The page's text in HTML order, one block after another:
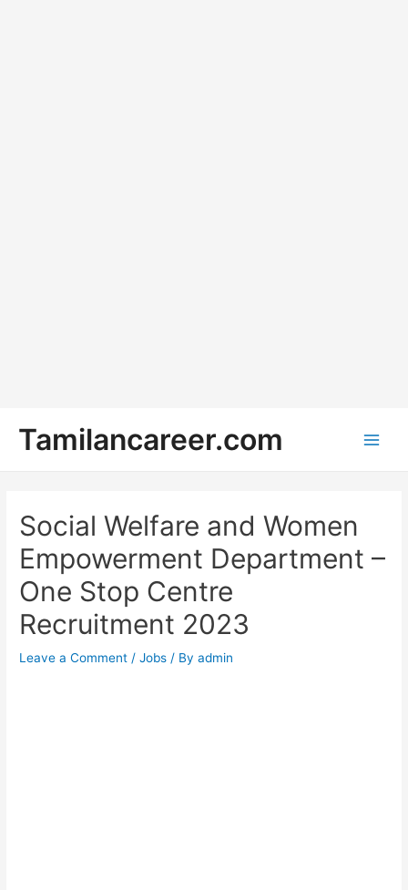
content
Tamilancareer.com
Social Welfare and Women
Empowerment Department –
One Stop Centre
Recruitment 2023
Leave a Comment /Jobs / Byadmin